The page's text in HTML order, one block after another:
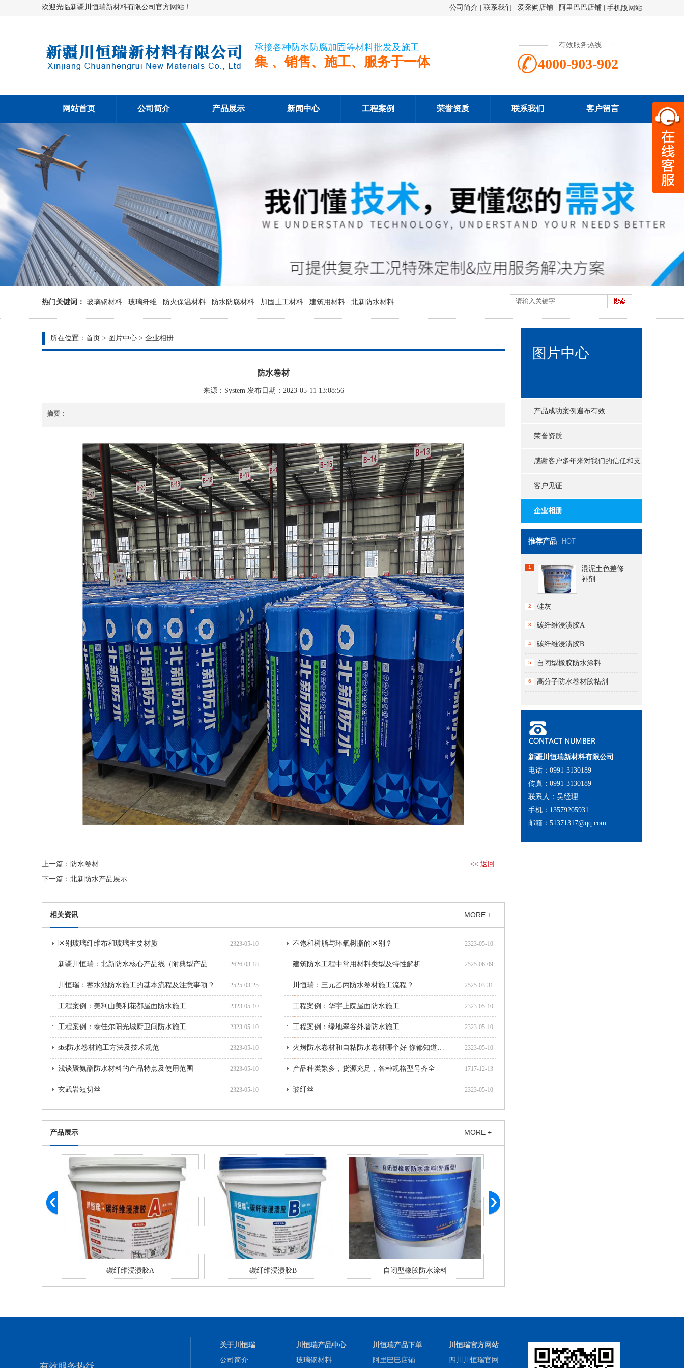
欢迎光临新疆川恒瑞新材料有限公司官方网站！ 手机版网站
公司简介 联系我们 爱采购店铺 阿里巴巴店铺
承接各种防水防腐加固等材料批发及施工
集 、销售、施工、服务于一体
有效服务热线
4000-903-902
网站首页 公司简介 产品展示 新闻中心 工程案例 荣誉资质 联系我们 客户留言
热门关键词： 玻璃钢材料 玻璃纤维 防火保温材料 防水防腐材料 加固土工材料 建筑用材料 北新防水材料
所在位置： 首页 > 图片中心 > 企业相册
防水卷材
来源：System 发布日期：2023-05-11 13:08:56
摘要：
上一篇： 防水卷材
下一篇： 北新防水产品展示
<< 返回
相关资讯 MORE +
区别玻璃纤维布和玻璃主要材质 2323-05-10 不饱和树脂与环氧树脂的区别？ 2323-05-10
新疆川恒瑞：北新防水核心产品线（附典型产品+用途） 2626-03-18 建筑防水工程中常用材料类型及特性解析 2525-06-09
川恒瑞：蓄水池防水施工的基本流程及注意事项？ 2525-03-25 川恒瑞：三元乙丙防水卷材施工流程？ 2525-03-31
工程案例：美利山美利花都屋面防水施工 2323-05-10 工程案例：华宇上院屋面防水施工 2323-05-10
工程案例：泰佳尔阳光城厨卫间防水施工 2323-05-10 工程案例：绿地翠谷外墙防水施工 2323-05-10
sbs防水卷材施工方法及技术规范 2323-05-10 火烤防水卷材和自粘防水卷材哪个好 你都知道吗？ 2323-05-10
浅谈聚氨酯防水材料的产品特点及使用范围 2323-05-10 产品种类繁多，货源充足，各种规格型号齐全 1717-12-13
玄武岩短切丝 2323-05-10 玻纤丝 2323-05-10
产品展示 MORE +
碳纤维浸渍胶A 碳纤维浸渍胶B 自闭型橡胶防水涂料
图片中心
产品成功案例遍布有效
荣誉资质
感谢客户多年来对我们的信任和支
客户见证
企业相册
推荐产品 HOT
1
混泥土色差修
补剂
2 硅灰
3 碳纤维浸渍胶A
4 碳纤维浸渍胶B
5 自闭型橡胶防水涂料
6 高分子防水卷材胶粘剂
新疆川恒瑞新材料有限公司
电话：0991-3130189
传真：0991-3130189
联系人：吴经理
手机：13579205931
邮箱：51371317@qq.com
关于川恒瑞
公司简介
川恒瑞产品中心
玻璃钢材料
川恒瑞产品下单
阿里巴巴店铺
川恒瑞官方网站
四川川恒瑞官网
扫一